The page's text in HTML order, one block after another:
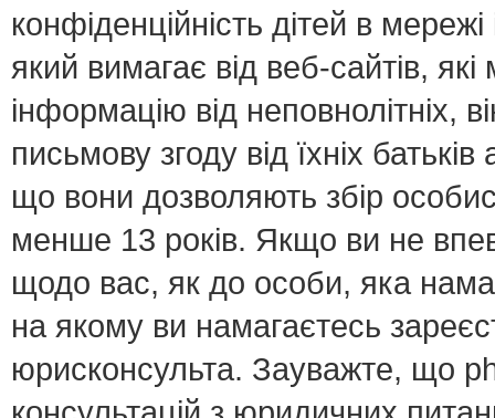
конфіденційність дітей в
який вимагає від веб-сайтів,
інформацію від неповнолітніх,
письмову згоду від їхніх
що вони дозволяють збір
менше 13 років. Якщо ви не
щодо вас, як до особи, яка
на якому ви намагаєтесь
юрисконсульта. Зауважте, що